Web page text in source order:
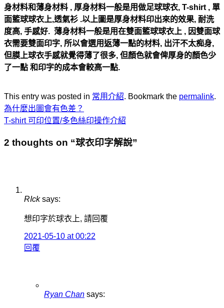
身材料和薄身材料 , 厚身材料一般是用做足球球衣, T-shirt , 單
面籃球球衣上,透氣衫 .以上圖是厚身材料印出來的效果, 耐洗
度高, 手感好. 薄身材料一般是用在雙面籃球球衣上 , 因雙面球
衣需要雙面印字, 所以會選用返薄一點的材料, 出汗不太痴身,
但膜上球衣手感就覺得薄了很多, 但顏色就會俾厚身的顏色少
了一點 和印字的成本會較高一點.
This entry was posted in 常用介紹. Bookmark the permalink.
為什麼出圖會有色差？
T-shirt 可印位置/多色絲印操作介紹
2 thoughts on “球衣印字解說”
RIck says:
想印字於球衣上, 請回覆
2021-05-10 at 00:22
回覆
Ryan Chan says: